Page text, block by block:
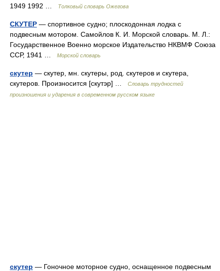
1949 1992 …
Толковый словарь Ожегова
СКУТЕР — спортивное судно; плоскодонная лодка с
подвесным мотором. Самойлов К. И. Морской словарь. М. Л.:
Государственное Военно морское Издательство НКВМФ Союза
ССР, 1941 …
Морской словарь
скутер — скутер, мн. скутеры, род. скутеров и скутера,
скутеров. Произносится [скутэр] …
Словарь трудностей
произношения и ударения в современном русском языке
скутер — Гоночное моторное судно, оснащенное подвесным